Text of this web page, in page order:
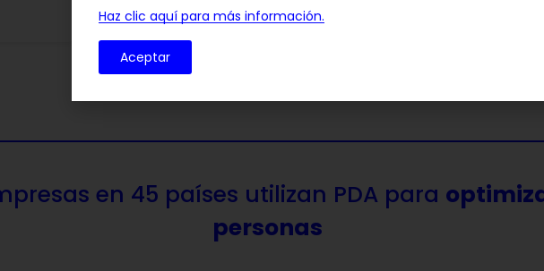
Leer más »
en 45 países utilizan PDA para
personas
Haz clic aquí para más información.
Aceptar